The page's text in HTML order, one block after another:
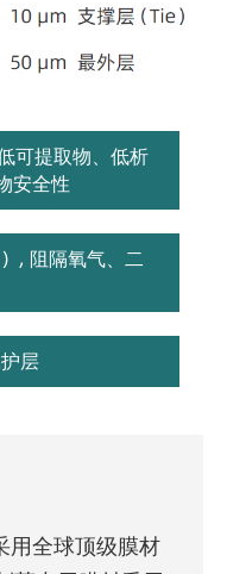
可提取物、低析
安全性
, 阻隔氧气、二
层
全球顶级膜材